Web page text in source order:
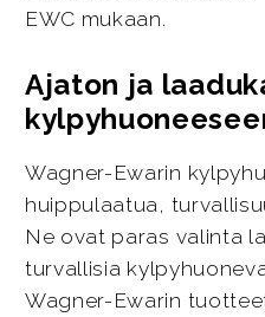
EWC mukaan.
Ajaton ja
Wagner-Ewarin
huippulaatua,
Ne ovat paras valinta
turvallisia
Wagner-Ewarin